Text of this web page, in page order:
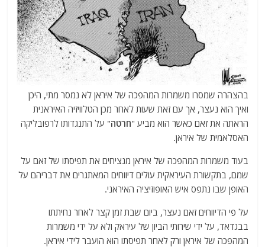
בהצהרה שמסרו משמרות המהפכה של איראן לא נמסר מתי, היכן
ואיך הוא נעצר, אך עם זאת שעות לאחר מכן הטלוויזיה האיראנית
הראתה את זאם כאשר הוא מביע "חרטה" על התנגדותו לרפובליקה
האסלאמית של איראן.
בעוד משמרות המהפכה של איראן מנציחים את תפיסתו של זאם על
שמם, בתקשורת העיראקית עולים דיווחים המאתגרים את דבריהם על
האופן שבו נתפס איש האופוזיציה האיראני.
על פי הדיווחים זאם נעצר, ביום שבת זמן קצר לאחר נחיתתו
בבגדאד, על ידי שירותי הביון של עיראק ולא על ידי משמרות
המהפכה של איראן ורק לאחר תפיסתו הוא הועבר לידי איראן.